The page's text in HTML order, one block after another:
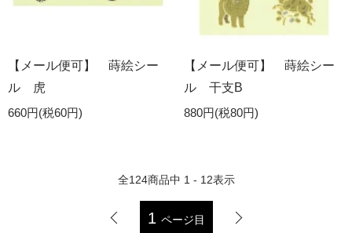
【メール便可】 蒔絵シー
ル 虎
660円(税60円)
【メール便可】 蒔絵シー
ル 干支B
880円(税80円)
全124商品中 1 - 12表示
1 ページ目